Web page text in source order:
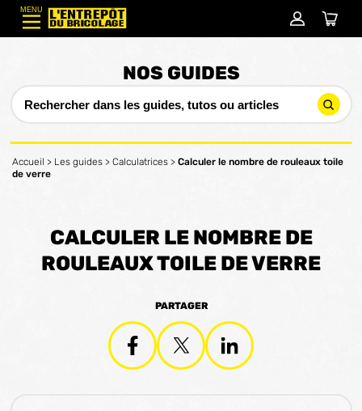
MENU
NOS GUIDES
Accueil > Les guides > Calculatrices > Calculer le nombre de rouleaux toile
de verre
CALCULER LE NOMBRE DE
ROULEAUX TOILE DE VERRE
PARTAGER